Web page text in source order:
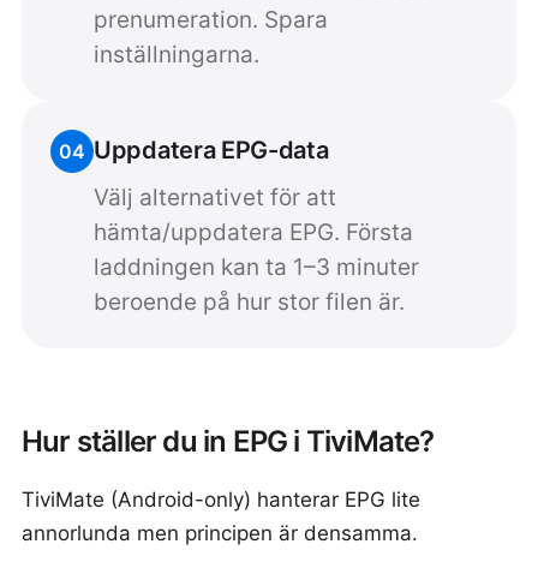
prenumeration. Spara
inställningarna.
04 Uppdatera EPG-data
Välj alternativet för att
hämta/uppdatera EPG. Första
laddningen kan ta 1–3 minuter
beroende på hur stor filen är.
Hur ställer du in EPG i TiviMate?
TiviMate (Android-only) hanterar EPG lite
annorlunda men principen är densamma.